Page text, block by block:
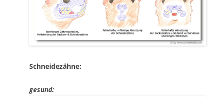
Schneidezähne:
gesund: